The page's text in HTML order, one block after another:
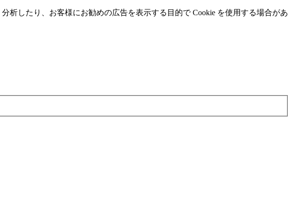
析したり、お客様にお勧めの広告を表⽰する⽬的で Cookie を使⽤する場合があ